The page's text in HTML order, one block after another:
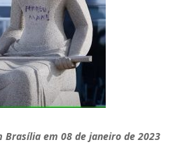
Brasília em 08 de janeiro de 2023